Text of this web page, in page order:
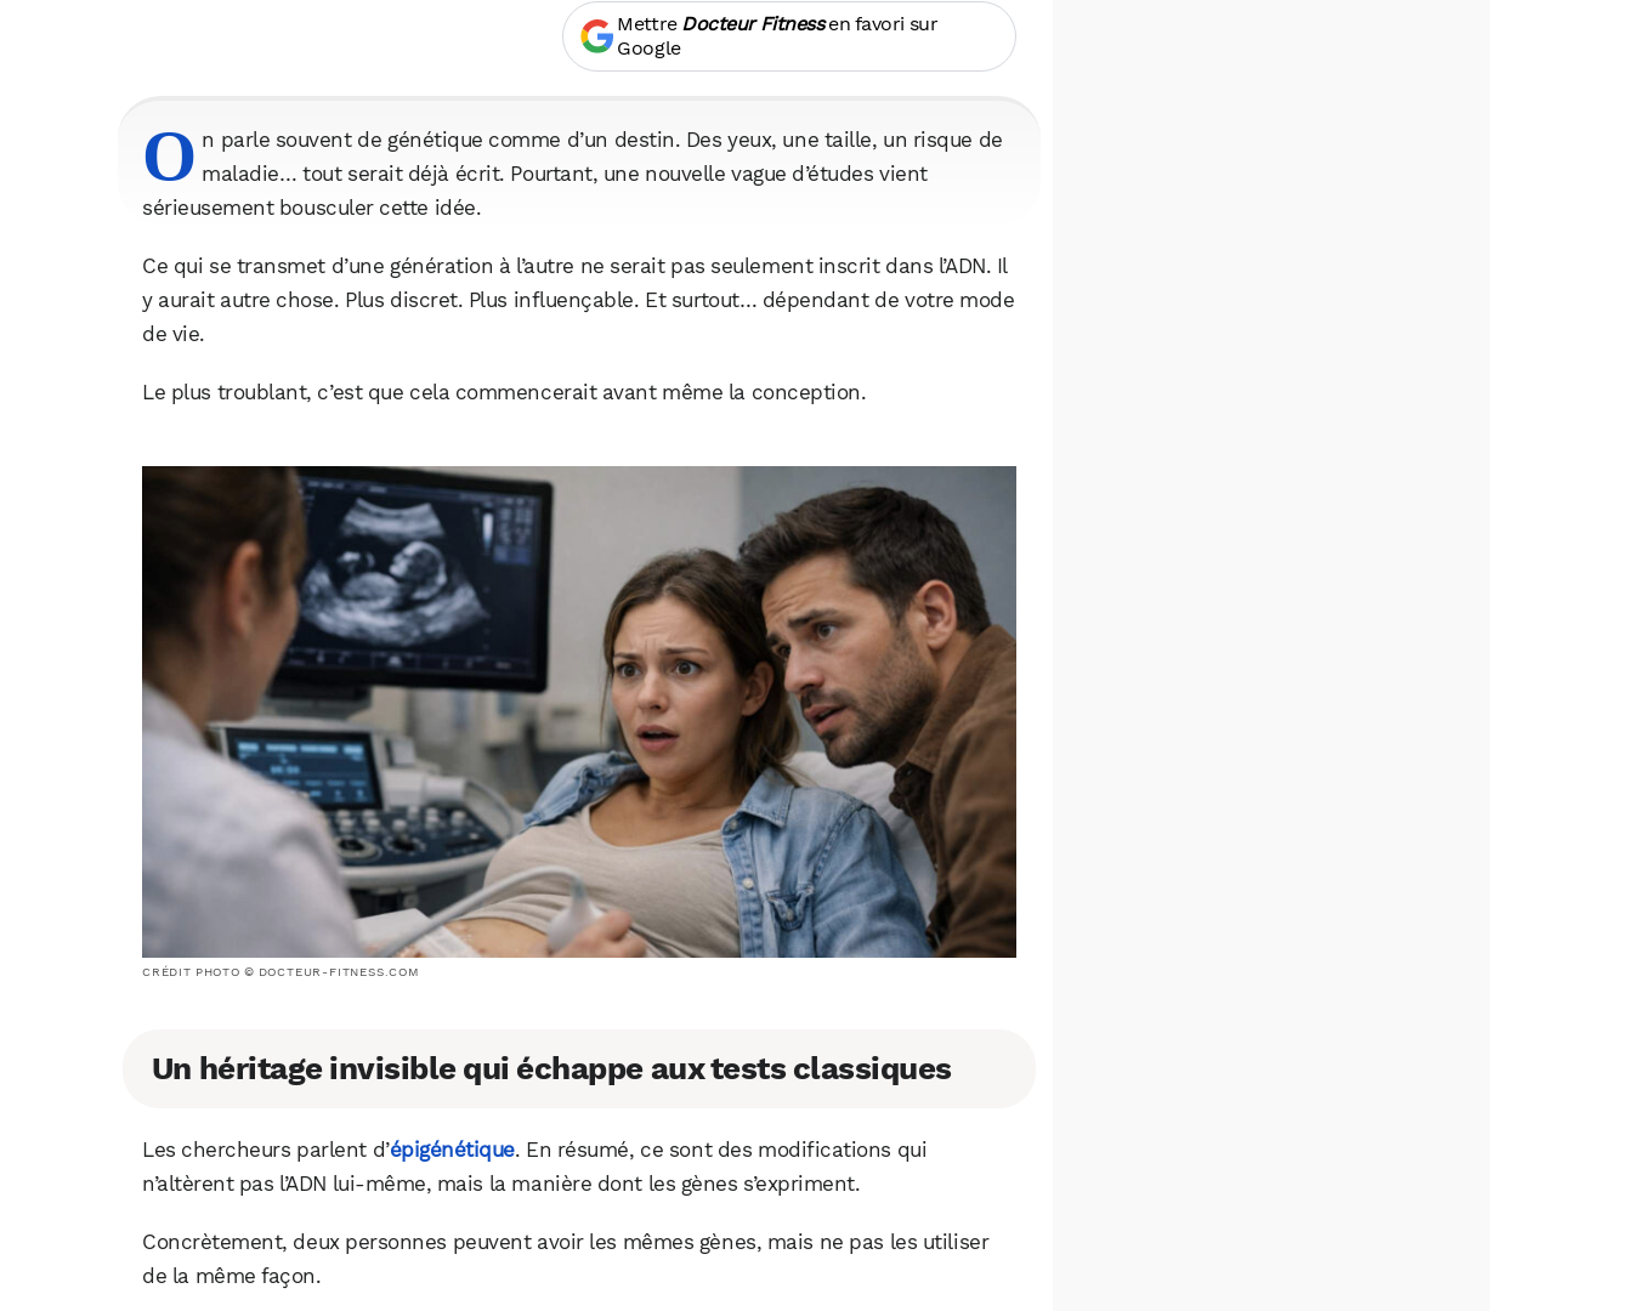
Mettre Docteur Fitnessen favori sur
Google
O n parle souvent de génétique comme d’un destin. Des yeux, une taille, un risque de
maladie… tout serait déjà écrit. Pourtant, une nouvelle vague d’études vient
sérieusement bousculer cette idée.
Ce qui se transmet d’une génération à l’autre ne serait pas seulement inscrit dans l’ADN. Il
y aurait autre chose. Plus discret. Plus influençable. Et surtout… dépendant de votre mode
de vie.
Le plus troublant, c’est que cela commencerait avant même la conception.
CRÉDIT PHOTO © DOCTEUR-FITNESS.COM
Un héritage invisible qui échappe aux tests classiques
Les chercheurs parlent d’épigénétique. En résumé, ce sont des modifications qui
n’altèrent pas l’ADN lui-même, mais la manière dont les gènes s’expriment.
Concrètement, deux personnes peuvent avoir les mêmes gènes, mais ne pas les utiliser
de la même façon.